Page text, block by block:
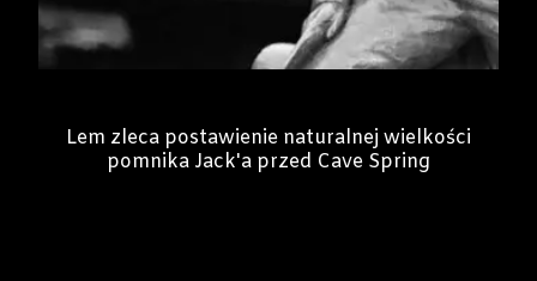
Lem zleca postawienie naturalnej wielkości
pomnika Jack'a przed Cave Spring